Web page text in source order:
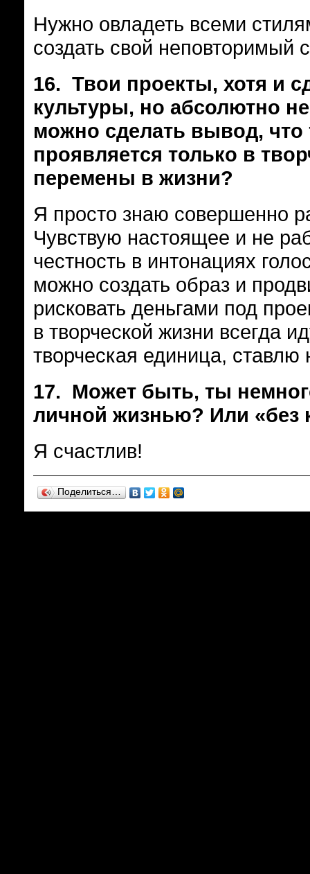
Нужно овладеть всеми
создать свой неповторимый
16. Твои проекты, хотя и
культуры, но абсолютно
можно сделать вывод, что
проявляется только в
перемены в жизни?
Я просто знаю совершенно
Чувствую настоящее и не
честность в интонациях
можно создать образ и
рисковать деньгами под
в творческой жизни всегда
творческая единица,
17.
Может быть, ты
личной жизнью? Или «без
Я счастлив!
Поделиться…